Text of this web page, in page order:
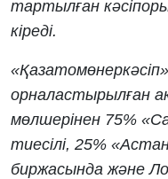
тартылған
кіреді.
орналастырылған
мөлшерінен 75%
тиесілі, 25%
биржасында және